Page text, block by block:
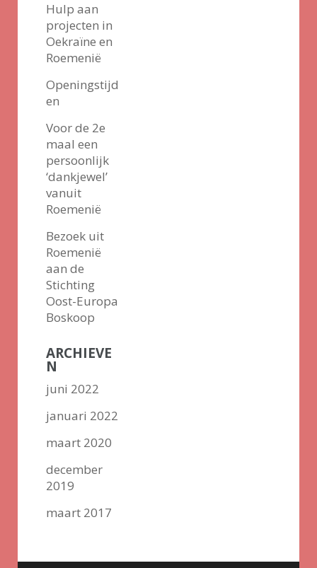
Hulp aan
projecten in
Oekraïne en
Roemenië
Openingstijd
en
Voor de 2e
maal een
persoonlijk
‘dankjewel’
vanuit
Roemenië
Bezoek uit
Roemenië
aan de
Stichting
Oost-Europa
Boskoop
ARCHIEVE
N
juni 2022
januari 2022
maart 2020
december
2019
maart 2017